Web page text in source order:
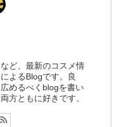
ど、最新のコスメ情
よるBlogです。良
めるべくblogを書い
方ともに好きです。